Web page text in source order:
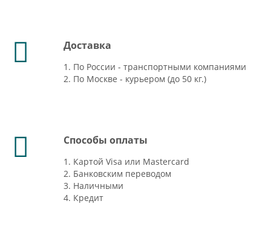
Доставка
1. По России - транспортными компаниями
2. По Москве - курьером (до 50 кг.)
Способы оплаты
1. Картой Visa или Mastercard
2. Банковским переводом
3. Наличными
4. Кредит